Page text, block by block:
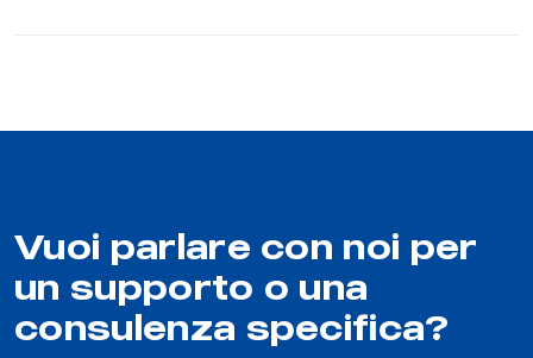
Vuoi parlare con noi per
un supporto o una
consulenza specifica?